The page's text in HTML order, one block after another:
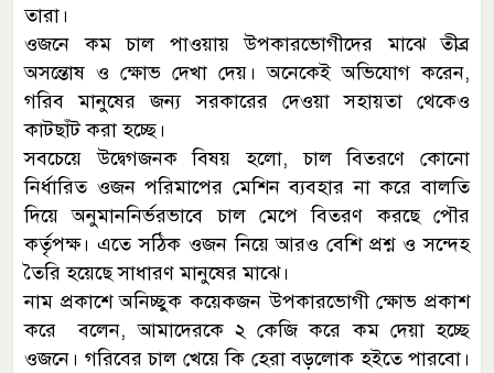
তারা।
ওজনে কম চাল পাওয়ায় উপকারভোগীদের মাঝে তীব্র
অসন্তোষ ও ক্ষোভ দেখা দেয়। অনেকেই অভিযোগ করেন,
গরিব মানুষের জন্য সরকারের দেওয়া সহায়তা থেকেও
কাটছাঁট করা হচ্ছে।
সবচেয়ে উদ্বেগজনক বিষয় হলো, চাল বিতরণে কোনো
নির্ধারিত ওজন পরিমাপের মেশিন ব্যবহার না করে বালতি
দিয়ে অনুমাননির্ভরভাবে চাল মেপে বিতরণ করছে পৌর
কর্তৃপক্ষ। এতে সঠিক ওজন নিয়ে আরও বেশি প্রশ্ন ও সন্দেহ
তৈরি হয়েছে সাধারণ মানুষের মাঝে।
নাম প্রকাশে অনিচ্ছুক কয়েকজন উপকারভোগী ক্ষোভ প্রকাশ
করে বলেন, আমাদেরকে ২ কেজি করে কম দেয়া হচ্ছে
ওজনে। গরিবের চাল খেয়ে কি হেরা বড়লোক হইতে পারবো।